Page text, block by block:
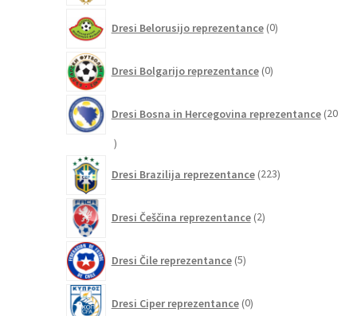
Dresi Belorusijo reprezentance 0izdelkov
Dresi Bolgarijo reprezentance 0izdelkov
Dresi Bosna in Hercegovina reprezentance 20
20
Dresi Brazilija reprezentance 223izdelkov
Dresi Češčina reprezentance 2izdelka
Dresi Čile reprezentance 5izdelkov
Dresi Ciper reprezentance 0izdelkov